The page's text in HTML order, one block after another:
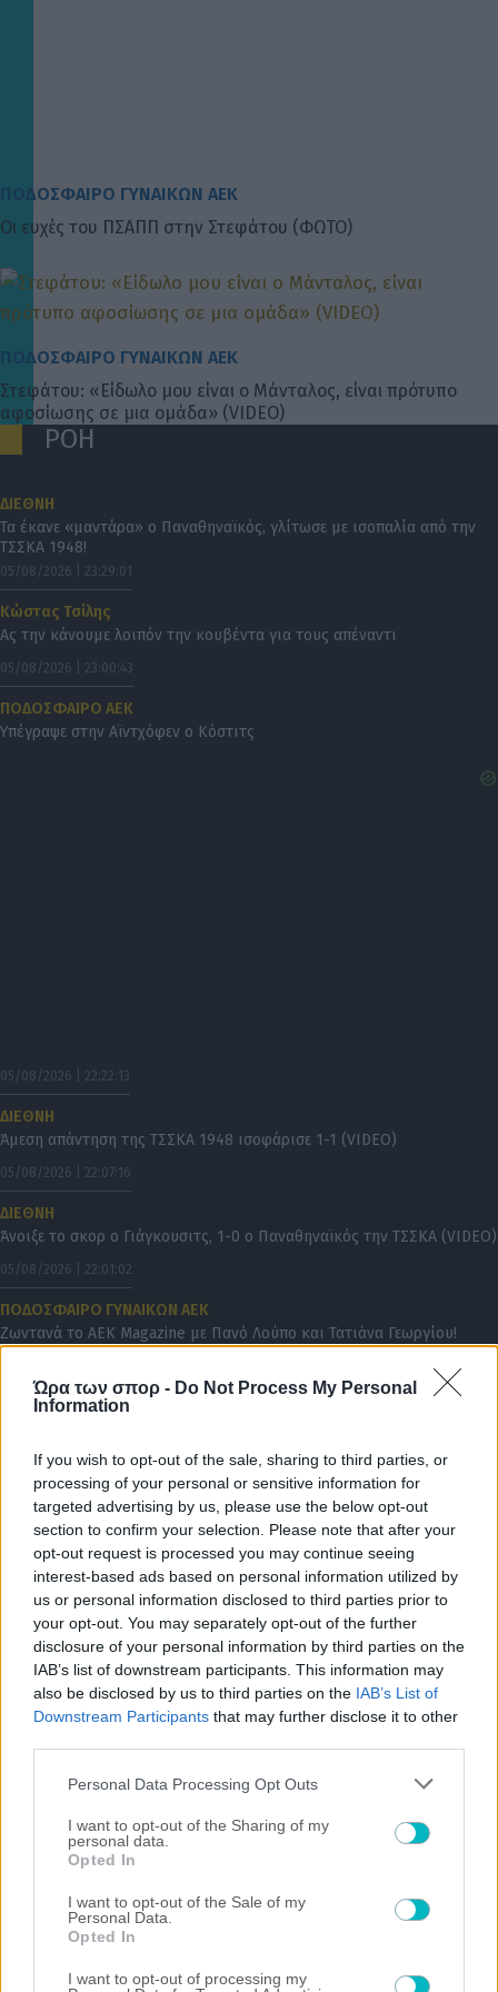
Ώρα των σπορ - Do Not Process My Personal
Information
If you wish to opt-out of the sale, sharing to third parties, or
processing of your personal or sensitive information for
targeted advertising by us, please use the below opt-out
section to confirm your selection. Please note that after your
opt-out request is processed you may continue seeing
interest-based ads based on personal information utilized by
us or personal information disclosed to third parties prior to
your opt-out. You may separately opt-out of the further
disclosure of your personal information by third parties on the
IAB’s list of downstream participants. This information may
also be disclosed by us to third parties on the IAB’s List of
Downstream Participants that may further disclose it to other
Please note that this website/app uses one or more Google
not limited to your visit or usage behaviour. You may click to
grant or deny consent to Google and its third-party tags to
use your data for below specified purposes in below Google
consent section.
Personal Data Processing Opt Outs
I want to opt-out of the Sharing of my
personal data.
Opted In
I want to opt-out of the Sale of my
Personal Data.
Opted In
I want to opt-out of processing my
ΠΟΔΟΣΦΑΙΡΟ ΓΥΝΑΙΚΩΝ ΑΕΚ
Οι ευχές του ΠΣΑΠΠ στην Στεφάτου (ΦΩΤΟ)
ΠΟΔΟΣΦΑΙΡΟ ΓΥΝΑΙΚΩΝ ΑΕΚ
Στεφάτου: «Είδωλο μου είναι ο Μάνταλος, είναι πρότυπο
αφοσίωσης σε μια ομάδα» (VIDEO)
ΡΟΗ
ΔΙΕΘΝΗ
Τα έκανε «μαντάρα» ο Παναθηναϊκός, γλίτωσε με ισοπαλία από την
ΤΣΣΚΑ 1948!
05/08/2026 | 23:29:01
Κώστας Τσίλης
Ας την κάνουμε λοιπόν την κουβέντα για τους απέναντι
05/08/2026 | 23:00:43
ΠΟΔΟΣΦΑΙΡΟ ΑΕΚ
Υπέγραψε στην Αϊντχόφεν ο Κόστιτς
05/08/2026 | 22:22:13
ΔΙΕΘΝΗ
Άμεση απάντηση της ΤΣΣΚΑ 1948 ισοφάρισε 1-1 (VIDEO)
05/08/2026 | 22:07:16
ΔΙΕΘΝΗ
Άνοιξε το σκορ ο Γιάγκουσιτς, 1-0 ο Παναθηναϊκός την ΤΣΣΚΑ (VIDEO)
05/08/2026 | 22:01:02
ΠΟΔΟΣΦΑΙΡΟ ΓΥΝΑΙΚΩΝ ΑΕΚ
Ζωντανά το AEK Magazine με Πανό Λούπο και Τατιάνα Γεωργίου!
ΔΙΕΘΝΗ
05/08/2026 | 21:30:21
SUPER LEAGUE 2
«Λευκή» ισοπαλία για Νίκη Βόλου και ΠΑΟΚ Β
05/08/2026 | 21:21:59
ΠΟΔΟΣΦΑΙΡΟ ΑΕΚ
Επίσημο: Πρόβα τζενεράλε με Athens Kallithea στη Νέα Φιλαδέλφεια
– Τα εισιτήρια, η μέρα και η ώρα!
05/08/2026 | 20:54:41